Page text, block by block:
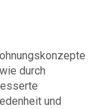
durch
und